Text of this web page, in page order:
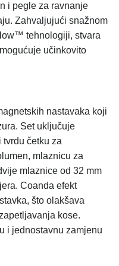
i pegle za ravnanje
Zahvaljujući snažnom
tehnologiji, stvara
učinkovito
nastavaka koji
Set uključuje
tvrdu četku za
mlaznicu za
mlaznice od 32 mm
Coanda efekt
što olakšava
kose.
i jednostavnu zamjenu